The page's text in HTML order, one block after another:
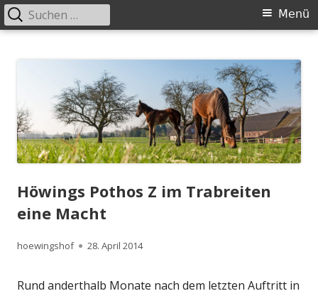
Primäres
Menü
Suchen
nach:
Höwings Pothos Z im Trabreiten
eine Macht
Autor
hoewingshof
Veröffentlicht
28. April 2014
Rund anderthalb Monate nach dem letzten Auftritt in